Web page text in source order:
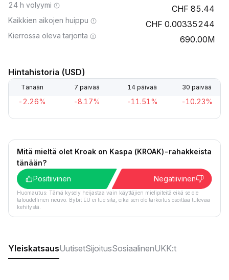
24 h volyymi 85.44
Kaikkien aikojen huippu 0.00335244
Kierrossa oleva tarjonta 690.00M
Hintahistoria (USD)
Tänään 7 päivää 14 päivää 30 päivää
-2.26% -8.17% -11.51% -10.23%
Mitä mieltä olet Kroak on Kaspa (KROAK)-rahakkeista
tänään?
Positiivinen
Negatiivinen
Huomautus: Tämä kysely heijastaa vain käyttäjien mielipiteitä eikä se ole
taloudellinen neuvo. Bybit EU ei tue sitä, eikä sen ole tarkoitus osoittaa tulevaa
kehitystä.
YleiskatsausUutisetSijoitusSosiaalinenUKK:t